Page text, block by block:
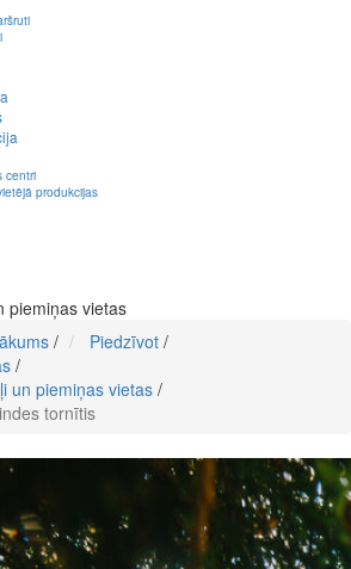
centri
produkcijas
piemiņas vietas
/ Piedzīvot /
/
un piemiņas vietas /
tornītis